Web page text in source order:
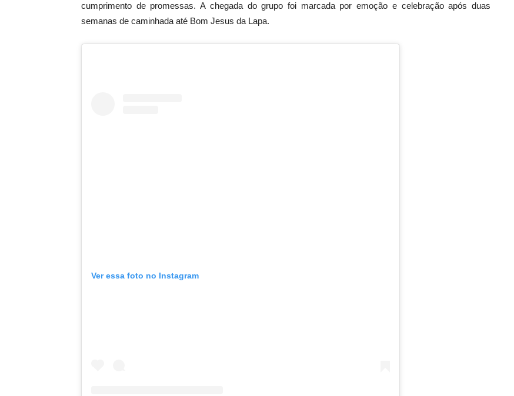
cumprimento de promessas. A chegada do grupo foi marcada por emoção e celebração após duas
semanas de caminhada até Bom Jesus da Lapa.
Ver essa foto no Instagram